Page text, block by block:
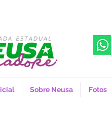
Sobre Neusa Fotos